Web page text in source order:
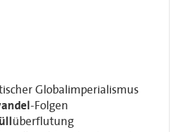
Globalimperialismus
-Folgen
überflutung